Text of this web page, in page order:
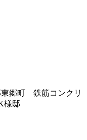
郷町 鉄筋コンクリ
様邸